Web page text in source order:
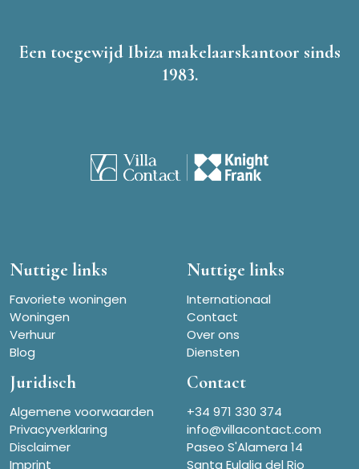
Een toegewijd Ibiza makelaarskantoor sinds
1983.
Nuttige links
Favoriete woningen
Woningen
Verhuur
Blog
Nuttige links
Internationaal
Contact
Over ons
Diensten
Juridisch
Algemene voorwaarden
Privacyverklaring
Disclaimer
Imprint
Contact
+34 971 330 374
info@villacontact.com
Paseo S'Alamera 14
Santa Eulalia del Rio